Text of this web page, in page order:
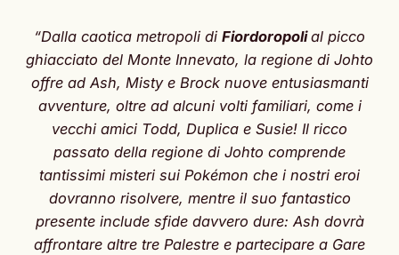
“Dalla caotica metropoli di Fiordoropolial picco
ghiacciato del Monte Innevato, la regione di Johto
offre ad Ash, Misty e Brock nuove entusiasmanti
avventure, oltre ad alcuni volti familiari, come i
vecchi amici Todd, Duplica e Susie! Il ricco
passato della regione di Johto comprende
tantissimi misteri sui Pokémon che i nostri eroi
dovranno risolvere, mentre il suo fantastico
presente include sfide davvero dure: Ash dovrà
affrontare altre tre Palestre e partecipare a Gare